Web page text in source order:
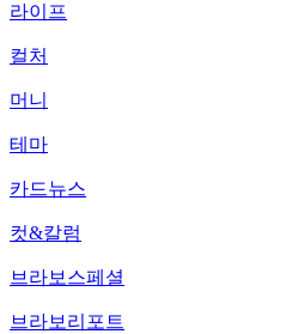
라이프
컬처
머니
테마
카드뉴스
컷&칼럼
브라보스페셜
브라보리포트